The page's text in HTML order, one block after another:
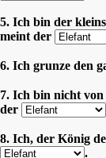
5. Ich bin der
meint der
6. Ich grunze den
7. Ich bin nicht
der
8. Ich, der König
.